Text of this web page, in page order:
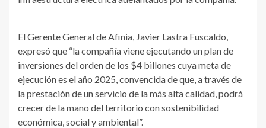
El Gerente General de Afinia, Javier Lastra Fuscaldo,
expresó que “la compañía viene ejecutando un plan de
inversiones del orden de los $4 billones cuya meta de
ejecución es el año 2025, convencida de que, a través de
la prestación de un servicio de la más alta calidad, podrá
crecer de la mano del territorio con sostenibilidad
económica, social y ambiental”.